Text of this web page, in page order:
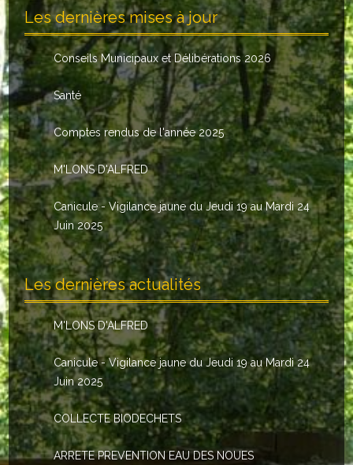
LA MAIRIE
Horaires
Agence postale
Le conseil municipal
Les élus
Les commissions
Les comptes rendus
Le personnel communal
L'Echo de Nuaillé
Tarifs et locations
Galeries photos
INDISPENSABLES
Nouveaux arrivants
Le PACS
Les dernières mises à jour
Conseils Municipaux et Délibérations 2026
Santé
Comptes rendus de l'année 2025
M'LONS D'ALFRED
Canicule - Vigilance jaune du Jeudi 19 au Mardi 24
Juin 2025
Les dernières actualités
M'LONS D'ALFRED
Canicule - Vigilance jaune du Jeudi 19 au Mardi 24
Juin 2025
COLLECTE BIODECHETS
ARRETE PREVENTION EAU DES NOUES